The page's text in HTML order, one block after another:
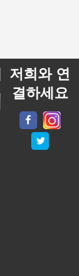
저희와 연
결하세요